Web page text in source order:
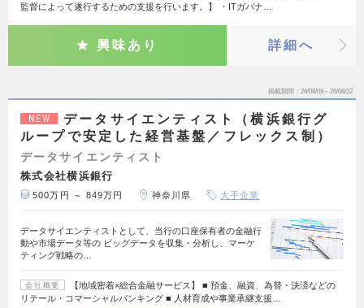
監督によって遂行するための支援を行います。】 ・ITガバナ…
興味あり 詳細へ
掲載期間 26/08/09～26/08/22
NEW
データサイエンティスト（横浜銀行グ
ループで安定した経営基盤／フレックス制）
データサイエンティスト
株式会社横浜銀行
500万円 ～ 849万円 神奈川県 大手企業
データサイエンティストとして、当行の口座保有者の金融行
動や市場データ等の ビッグデータを収集・分析し、マーケ
ティング戦略の…
会社概要
【地域密着×総合金融サービス】 ■ 預金、融資、為替・決済などの
リテール・コマーシャルバンキング ■ 人材育成や事業承継支援…